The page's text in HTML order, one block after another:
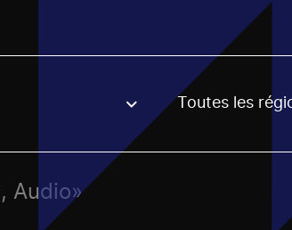
or regon. The filter will be applied when
Toutes les
Audio»